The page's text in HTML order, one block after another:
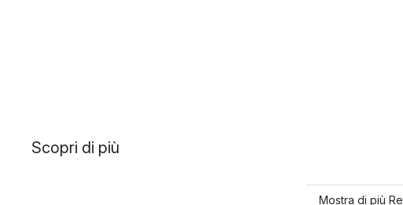
Scopri di più
Mostra di più